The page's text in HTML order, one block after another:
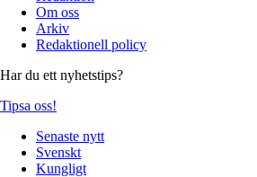
Om oss
Arkiv
Redaktionell policy
Har du ett nyhetstips?
Tipsa oss!
Senaste nytt
Svenskt
Kungligt